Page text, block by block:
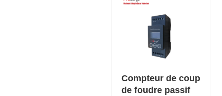
Compteur de coup
de foudre passif